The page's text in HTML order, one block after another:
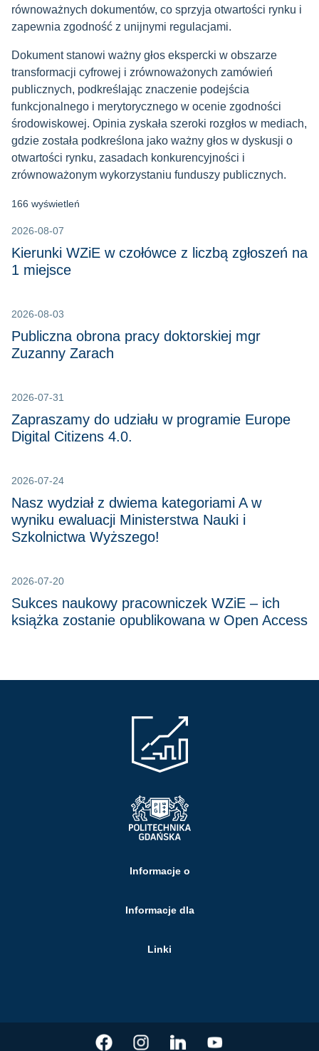
równoważnych dokumentów, co sprzyja otwartości rynku i
zapewnia zgodność z unijnymi regulacjami.
Dokument stanowi ważny głos ekspercki w obszarze
transformacji cyfrowej i zrównoważonych zamówień
publicznych, podkreślając znaczenie podejścia
funkcjonalnego i merytorycznego w ocenie zgodności
środowiskowej. Opinia zyskała szeroki rozgłos w mediach,
gdzie została podkreślona jako ważny głos w dyskusji o
otwartości rynku, zasadach konkurencyjności i
zrównoważonym wykorzystaniu funduszy publicznych.
166 wyświetleń
2026-08-07
Kierunki WZiE w czołówce z liczbą zgłoszeń na
1 miejsce
2026-08-03
Publiczna obrona pracy doktorskiej mgr
Zuzanny Zarach
2026-07-31
Zapraszamy do udziału w programie Europe
Digital Citizens 4.0.
2026-07-24
Nasz wydział z dwiema kategoriami A w
wyniku ewaluacji Ministerstwa Nauki i
Szkolnictwa Wyższego!
2026-07-20
Sukces naukowy pracowniczek WZiE – ich
książka zostanie opublikowana w Open Access
Informacje o
Informacje dla
Linki